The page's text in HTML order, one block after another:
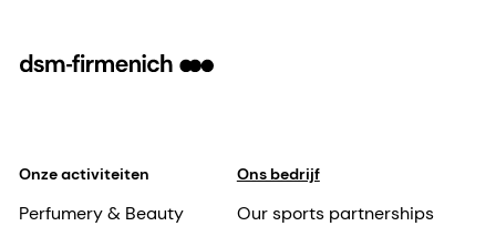
Onze activiteiten
Perfumery & Beauty
Ons bedrijf
Our sports partnerships